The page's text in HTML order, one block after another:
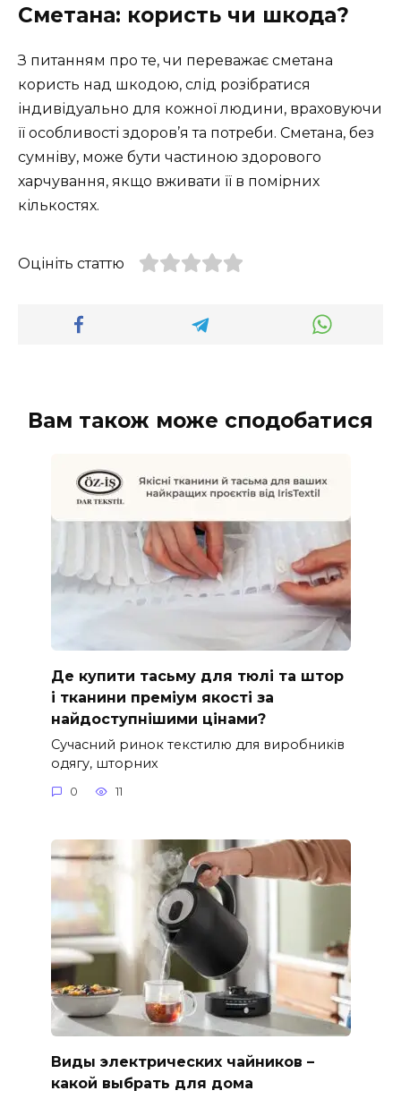
Сметана: користь чи шкода?
З питанням про те, чи переважає сметана
користь над шкодою, слід розібратися
індивідуально для кожної людини, враховуючи
її особливості здоров’я та потреби. Сметана, без
сумніву, може бути частиною здорового
харчування, якщо вживати її в помірних
кількостях.
Оцініть статтю
Вам також може сподобатися
Де купити тасьму для тюлі та штор
і тканини преміум якості за
найдоступнішими цінами?
Сучасний ринок текстилю для виробників
одягу, шторних
0 11
Виды электрических чайников –
какой выбрать для дома